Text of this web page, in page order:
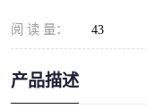
阅 读 量： 43
产品描述